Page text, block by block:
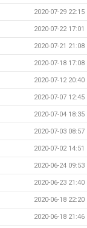
2020-07-29 22:15
2020-07-22 17:01
2020-07-21 21:08
2020-07-18 17:08
2020-07-12 20:40
2020-07-07 12:45
2020-07-04 18:35
2020-07-03 08:57
2020-07-02 14:51
2020-06-24 09:53
2020-06-23 21:40
2020-06-18 22:20
2020-06-18 21:46